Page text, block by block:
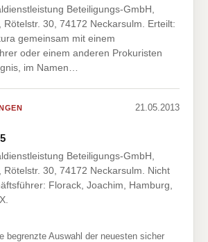
Beteiligungs-GmbH,
Rötelstr. 30, 74172 Neckarsulm. Erteilt:
gemeinsam mit einem
oder einem anderen Prokuristen
im Namen…
21.05.2013
Beteiligungs-GmbH,
Rötelstr. 30, 74172 Neckarsulm. Nicht
Florack, Joachim, Hamburg,
begrenzte Auswahl der neuesten sicher